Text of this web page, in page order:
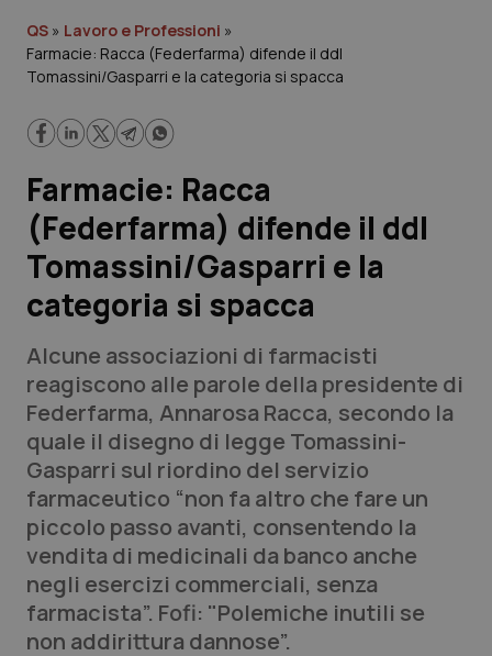
Governo e Parlamento
Regioni e Asl
Lavoro e Professioni
Scienza e Farmaci
Studi e Analisi
Lettere al direttore
Edizioni Regionali
QS Pro
Professionisti Sanitari.AI
Abruzzo
Basilicata
QS Pro Gold
Artrite & artrosi
QS Club Newsletter
QS » Lavoro e Professioni »
Farmacie: Racca (Federfarma) difende il ddl
Tomassini/Gasparri e la categoria si spacca
Farmacie: Racca
(Federfarma) difende il ddl
Tomassini/Gasparri e la
categoria si spacca
Alcune associazioni di farmacisti
reagiscono alle parole della presidente di
Federfarma, Annarosa Racca, secondo la
quale il disegno di legge Tomassini-
Gasparri sul riordino del servizio
farmaceutico “non fa altro che fare un
piccolo passo avanti, consentendo la
vendita di medicinali da banco anche
negli esercizi commerciali, senza
farmacista”. Fofi: "Polemiche inutili se
non addirittura dannose”.